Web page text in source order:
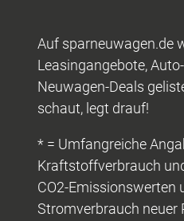
Auf sparneuwagen.de
Leasingangebote,
Neuwagen-Deals
schaut, legt drauf!
* = Umfangreiche
Kraftstoffverbrauch
CO2-Emissionswerten
Stromverbrauch neuer